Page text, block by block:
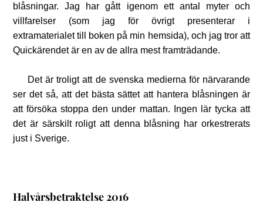
blåsningar. Jag har gått igenom ett antal myter och
villfarelser (som jag för övrigt presenterar i
extramaterialet till boken på min hemsida), och jag tror att
Quickärendet är en av de allra mest framträdande.
Det är troligt att de svenska medierna för närvarande
ser det så, att det bästa sättet att hantera blåsningen är
att försöka stoppa den under mattan. Ingen lär tycka att
det är särskilt roligt att denna blåsning har orkestrerats
just i Sverige.
Halvårsbetraktelse 2016